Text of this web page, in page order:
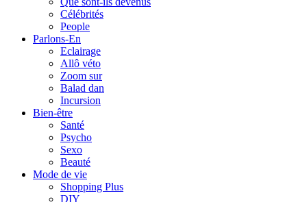
Célébrités
People
Parlons-En
Eclairage
Allô véto
Zoom sur
Balad dan
Incursion
Bien-être
Santé
Psycho
Sexo
Beauté
Mode de vie
Shopping Plus
DIY